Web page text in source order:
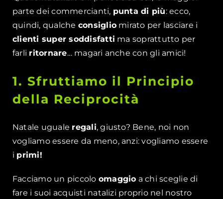
parte dei commercianti, punta di più: ecco,
quindi, qualche consiglio mirato per lasciare i
clienti super soddisfatti ma soprattutto per
farli ritornare… magari anche con gli amici!
1. Sfruttiamo il Principio
della Reciprocità
Natale uguale regali, giusto? Bene, noi non
vogliamo essere da meno, anzi: vogliamo essere
i primi!
Facciamo un piccolo omaggio a chi sceglie di
fare i suoi acquisti natalizi proprio nel nostro